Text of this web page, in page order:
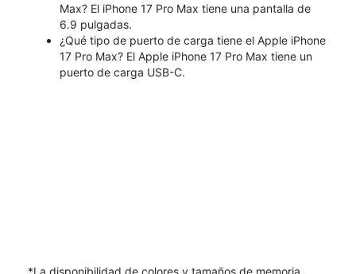
Max? El iPhone 17 Pro Max tiene una pantalla de
6.9 pulgadas.
¿Qué tipo de puerto de carga tiene el Apple iPhone
17 Pro Max? El Apple iPhone 17 Pro Max tiene un
puerto de carga USB-C.